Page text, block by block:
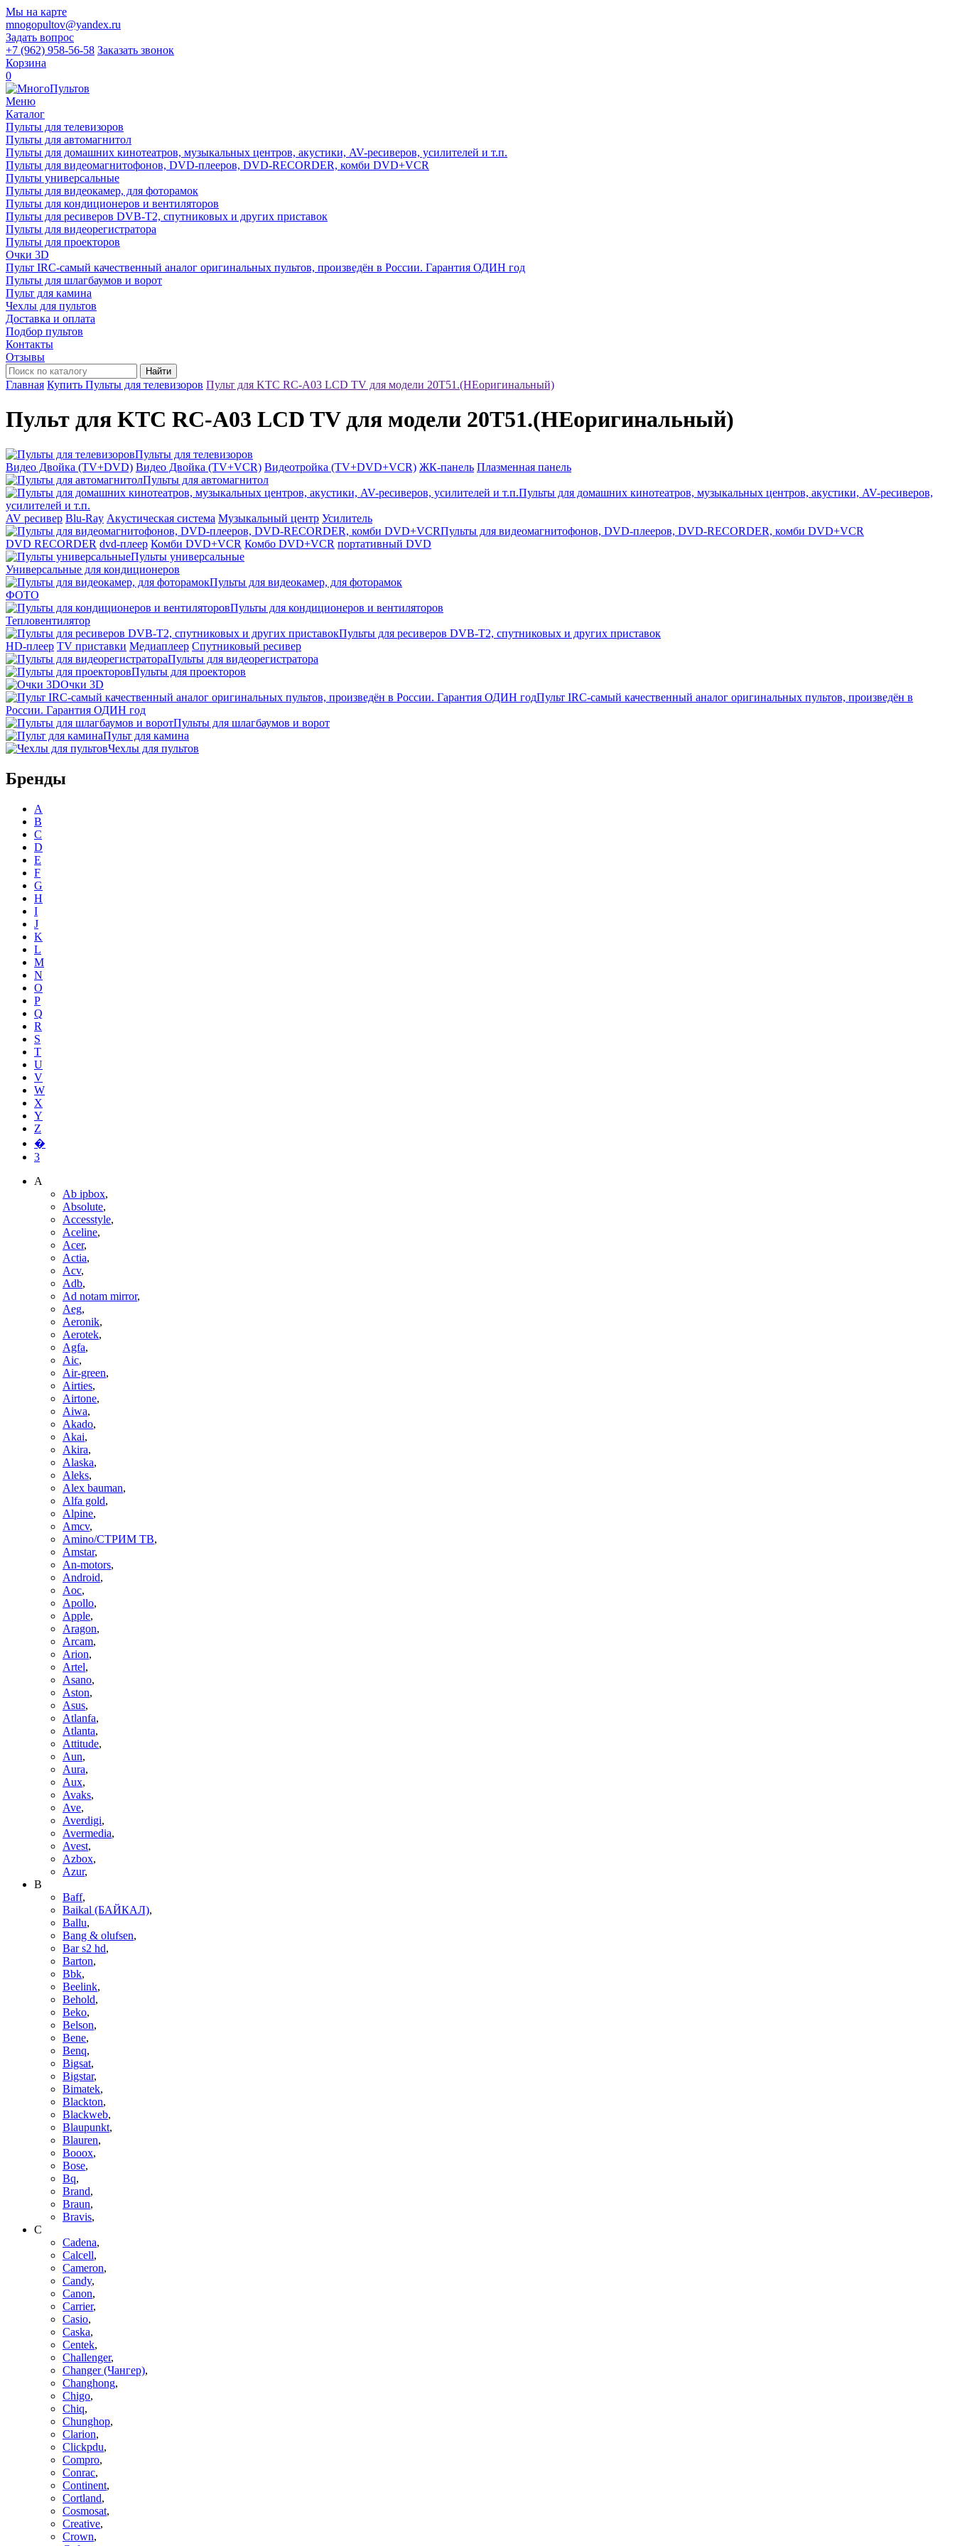
Мы на карте
mnogopultov@yandex.ru
Задать вопрос
+7 (962) 958-56-58 Заказать звонок
Корзина
0
Меню
Каталог
Пульты для телевизоров
Пульты для автомагнитол
Пульты для домашних кинотеатров, музыкальных центров, акустики, AV-ресиверов, усилителей и т.п.
Пульты для видеомагнитофонов, DVD-плееров, DVD-RECORDER, комби DVD+VCR
Пульты универсальные
Пульты для видеокамер, для фоторамок
Пульты для кондиционеров и вентиляторов
Пульты для ресиверов DVB-T2, спутниковых и других приставок
Пульты для видеорегистратора
Пульты для проекторов
Очки 3D
Пульт IRC-самый качественный аналог оригинальных пультов, произведён в России. Гарантия ОДИН год
Пульты для шлагбаумов и ворот
Пульт для камина
Чехлы для пультов
Доставка и оплата
Подбор пультов
Контакты
Отзывы
Найти
Главная Купить Пульты для телевизоров Пульт для KTC RC-A03 LCD TV для модели 20T51.(НЕоригинальный)
Пульт для KTC RC-A03 LCD TV для модели 20T51.(НЕоригинальный)
Пульты для телевизоров
Видео Двойка (TV+DVD) Видео Двойка (TV+VCR) Видеотройка (TV+DVD+VCR) ЖК-панель Плазменная панель
Пульты для автомагнитол
Пульты для домашних кинотеатров, музыкальных центров, акустики, AV-ресиверов,
усилителей и т.п.
AV ресивер Blu-Ray Акустическая система Музыкальный центр Усилитель
Пульты для видеомагнитофонов, DVD-плееров, DVD-RECORDER, комби DVD+VCR
DVD RECORDER dvd-плеер Комби DVD+VCR Комбо DVD+VCR портативный DVD
Пульты универсальные
Универсальные для кондиционеров
Пульты для видеокамер, для фоторамок
ФОТО
Пульты для кондиционеров и вентиляторов
Тепловентилятор
Пульты для ресиверов DVB-T2, спутниковых и других приставок
HD-плеер TV приставки Медиаплеер Спутниковый ресивер
Пульты для видеорегистратора
Пульты для проекторов
Очки 3D
Пульт IRC-самый качественный аналог оригинальных пультов, произведён в
России. Гарантия ОДИН год
Пульты для шлагбаумов и ворот
Пульт для камина
Чехлы для пультов
Бренды
A
B
C
D
E
F
G
H
I
J
K
L
M
N
O
P
Q
R
S
T
U
V
W
X
Y
Z
�
3
A
Ab ipbox,
Absolute,
Accesstyle,
Aceline,
Acer,
Actia,
Acv,
Adb,
Ad notam mirror,
Aeg,
Aeronik,
Aerotek,
Agfa,
Aic,
Air-green,
Airties,
Airtone,
Aiwa,
Akado,
Akai,
Akira,
Alaska,
Aleks,
Alex bauman,
Alfa gold,
Alpine,
Amcv,
Amino/СТРИМ ТВ,
Amstar,
An-motors,
Android,
Aoc,
Apollo,
Apple,
Aragon,
Arcam,
Arion,
Artel,
Asano,
Aston,
Asus,
Atlanfa,
Atlanta,
Attitude,
Aun,
Aura,
Aux,
Avaks,
Ave,
Averdigi,
Avermedia,
Avest,
Azbox,
Azur,
B
Baff,
Baikal (БАЙКАЛ),
Ballu,
Bang & olufsen,
Bar s2 hd,
Barton,
Bbk,
Beelink,
Behold,
Beko,
Belson,
Bene,
Benq,
Bigsat,
Bigstar,
Bimatek,
Blackton,
Blackweb,
Blaupunkt,
Blauren,
Booox,
Bose,
Bq,
Brand,
Braun,
Bravis,
C
Cadena,
Calcell,
Cameron,
Candy,
Canon,
Carrier,
Casio,
Caska,
Centek,
Challenger,
Changer (Чангер),
Changhong,
Chigo,
Chiq,
Chunghop,
Clarion,
Clickpdu,
Compro,
Conrac,
Continent,
Cortland,
Cosmosat,
Creative,
Crown,